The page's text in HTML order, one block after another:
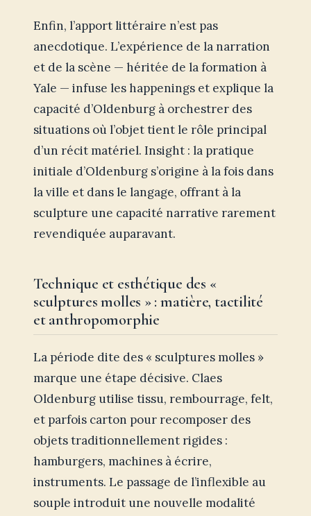
Enfin, l’apport littéraire n’est pas
anecdotique. L’expérience de la narration
et de la scène — héritée de la formation à
Yale — infuse les happenings et explique la
capacité d’Oldenburg à orchestrer des
situations où l’objet tient le rôle principal
d’un récit matériel. Insight : la pratique
initiale d’Oldenburg s’origine à la fois dans
la ville et dans le langage, offrant à la
sculpture une capacité narrative rarement
revendiquée auparavant.
Technique et esthétique des «
sculptures molles » : matière, tactilité
et anthropomorphie
La période dite des « sculptures molles »
marque une étape décisive. Claes
Oldenburg utilise tissu, rembourrage, felt,
et parfois carton pour recomposer des
objets traditionnellement rigides :
hamburgers, machines à écrire,
instruments. Le passage de l’inflexible au
souple introduit une nouvelle modalité